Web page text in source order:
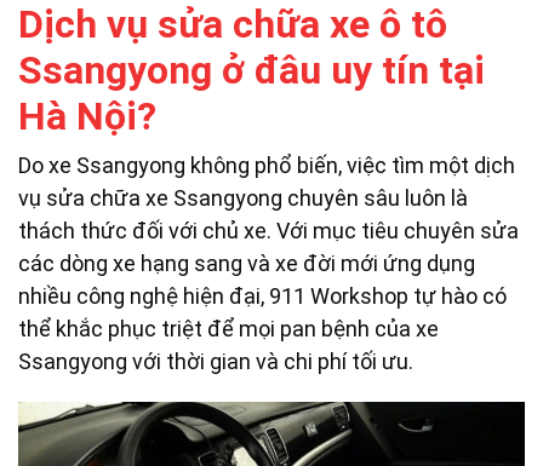
Dịch vụ sửa chữa xe ô tô
Ssangyong ở đâu uy tín tại
Hà Nội?
Do xe Ssangyong không phổ biến, việc tìm một dịch
vụ sửa chữa xe Ssangyong chuyên sâu luôn là
thách thức đối với chủ xe. Với mục tiêu chuyên sửa
các dòng xe hạng sang và xe đời mới ứng dụng
nhiều công nghệ hiện đại, 911 Workshop tự hào có
thể khắc phục triệt để mọi pan bệnh của xe
Ssangyong với thời gian và chi phí tối ưu.